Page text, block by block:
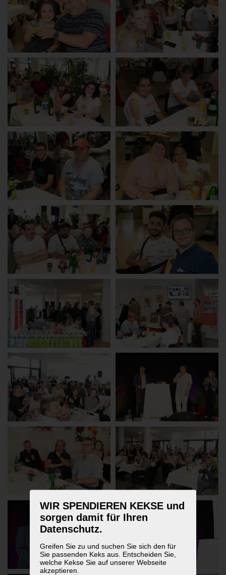
WIR SPENDIEREN KEKSE und
sorgen damit für Ihren
Datenschutz.
Greifen Sie zu und suchen Sie sich den für
Sie passenden Keks aus. Entscheiden Sie,
welche Kekse Sie auf unserer Webseite
akzeptieren.